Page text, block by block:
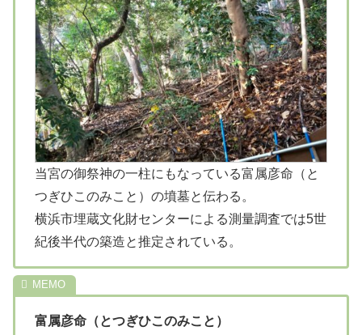
当宮の御祭神の一柱にもなっている富属彦命（と
つぎひこのみこと）の墳墓と伝わる。
横浜市埋蔵文化財センターによる測量調査では5世
紀後半代の築造と推定されている。
富属彦命（とつぎひこのみこと）